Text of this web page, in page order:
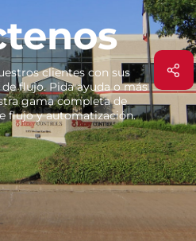
clientes con sus
flujo. Pida ayuda o más
gama completa de
flujo y automatización.